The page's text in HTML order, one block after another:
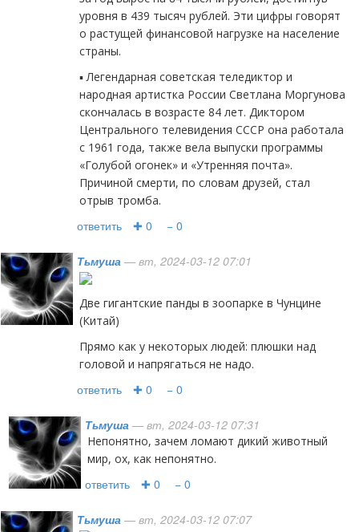
уровня в 439 тысяч рублей. Эти цифры говорят
о растущей финансовой нагрузке на население
страны.
▪️ Легендарная советская теледиктор и
народная артистка России Светлана Моргунова
скончалась в возрасте 84 лет. Диктором
Центрального телевидения СССР она работала
с 1961 года, также вела выпуски программы
«Голубой огонек» и «Утренняя почта».
Причиной смерти, по словам друзей, стал
отрыв тромба.
ответить ✚ 0 − 0
Тьмуша — вт, 2024-03-12 07:01
Две гигантские панды в зоопарке в Чунцине
(Китай)
Прямо как у некоторых людей: плюшки над
головой и напрягаться не надо.
ответить ✚ 0 − 0
Тьмуша — вт, 2024-03-12 07:31
Непонятно, зачем ломают дикий животный
мир, ох, как непонятно.
ответить ✚ 0 − 0
Тьмуша — вт, 2024-03-12 07:07